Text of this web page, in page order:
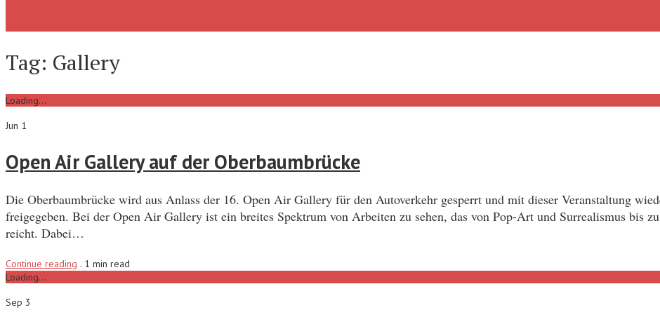
Tag: Gallery
Loading...
Jun 1
Open Air Gallery auf der Oberbaumbrücke
Die Oberbaumbrücke wird aus Anlass der 16. Open Air Gallery für den Autoverkehr gesperrt und mit dieser Veranstaltung
freigegeben. Bei der Open Air Gallery ist ein breites Spektrum von Arbeiten zu sehen, das von Pop-Art und Surrealismus bis
reicht. Dabei…
Continue reading . 1 min read
Loading...
Sep 3